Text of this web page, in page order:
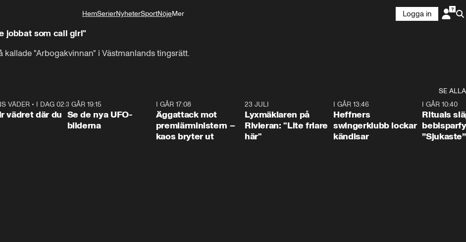
HemSerierNyheterSportNöjeMer
Logga in
jobbat som call girl"
kallade "Arbogakvinnan" i Västmanlands tingsrätt.
SE ALLA
1:06
VÄDER • I DAG 02:30
vädret där du
I GÅR 19:15
Se de nya UFO-
bilderna
I GÅR 17:08
Äggattack mot
premiärministern –
kaos bryter ut
23 JULI
Lyxmäklaren på
Rivieran: "Lite friare
här"
I GÅR 13:46
Heffners
swingerklubb lockar
kändisar
I GÅR 10:40
Rituals
”Sjukaste”